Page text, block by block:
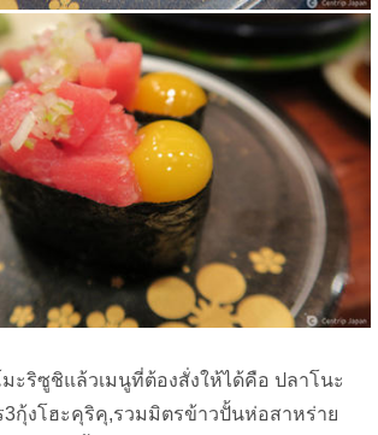
ะริซูชิแล้วเมนูที่ต้องสั่งให้ได้คือ ปลาโนะ
3กุ้งโฮะคุริคุ,รวมมิตรข้าวปั้นห่อสาหร่าย